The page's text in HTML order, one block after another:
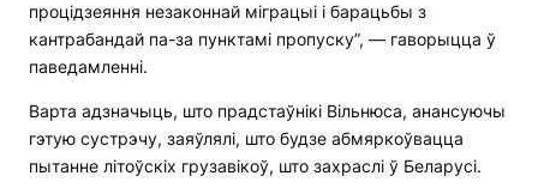
процідзеяння незаконнай міграцыі і барацьбы з
кантрабандай па-за пунктамі пропуску”, — гаворыцца ў
паведамленні.
Варта адзначыць, што прадстаўнікі Вільнюса, анансуючы
гэтую сустрэчу, заяўлялі, што будзе абмяркоўвацца
пытанне літоўскіх грузавікоў, што захраслі ў Беларусі.